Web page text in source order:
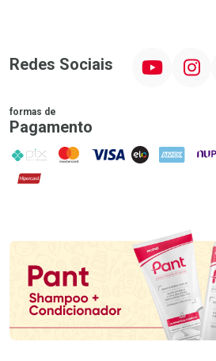
Redes Sociais
formas de
Pagamento
PIX MasterCard
VISA ELO AMEX
Hipercard
Promoção em